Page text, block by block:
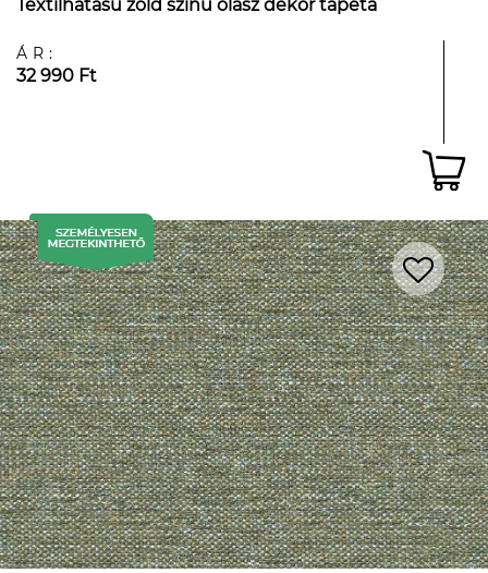
Textilhatású zöld színű olasz dekor tapéta
ÁR:
32 990 Ft